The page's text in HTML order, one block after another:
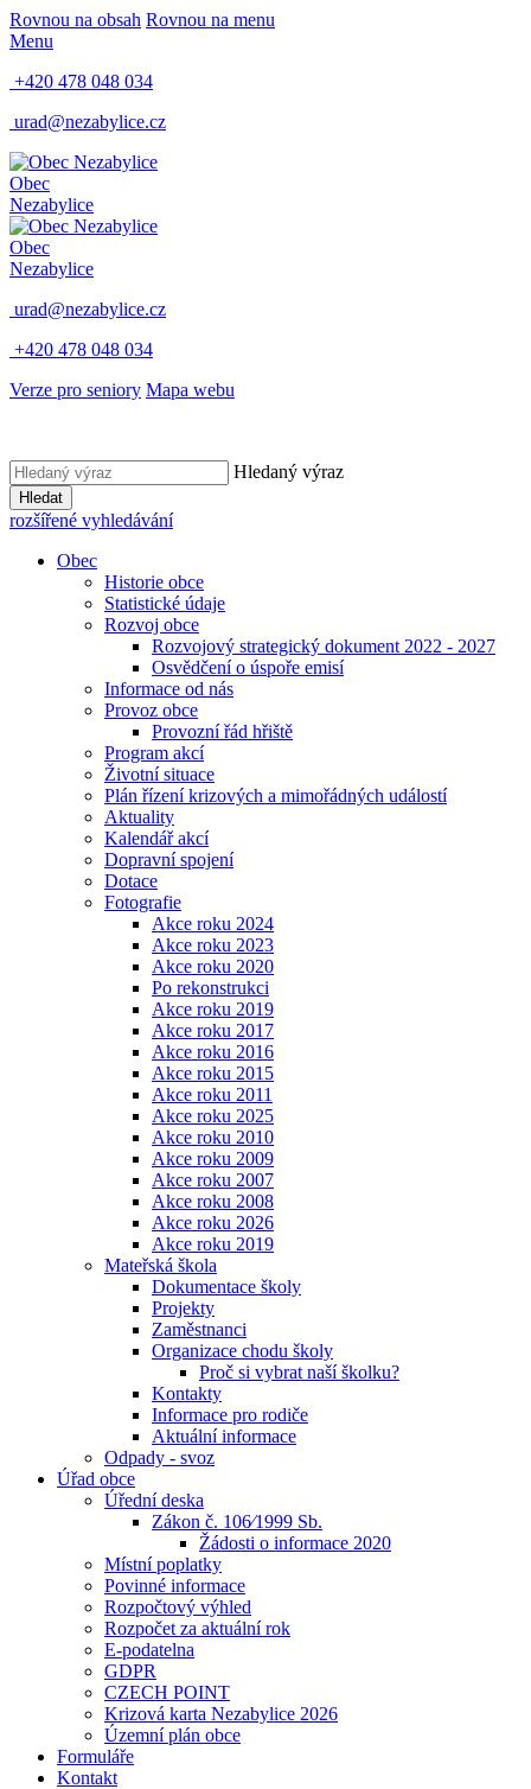
Rovnou na obsah Rovnou na menu
Menu
+420 478 048 034
urad@nezabylice.cz
Obec
Nezabylice
Obec
Nezabylice
urad@nezabylice.cz
+420 478 048 034
Verze pro seniory Mapa webu
Hledaný výraz
Hledat
rozšířené vyhledávání
Obec
Historie obce
Statistické údaje
Rozvoj obce
Rozvojový strategický dokument 2022 - 2027
Osvědčení o úspoře emisí
Informace od nás
Provoz obce
Provozní řád hřiště
Program akcí
Životní situace
Plán řízení krizových a mimořádných událostí
Aktuality
Kalendář akcí
Dopravní spojení
Dotace
Fotografie
Akce roku 2024
Akce roku 2023
Akce roku 2020
Po rekonstrukci
Akce roku 2019
Akce roku 2017
Akce roku 2016
Akce roku 2015
Akce roku 2011
Akce roku 2025
Akce roku 2010
Akce roku 2009
Akce roku 2007
Akce roku 2008
Akce roku 2026
Akce roku 2019
Mateřská škola
Dokumentace školy
Projekty
Zaměstnanci
Organizace chodu školy
Proč si vybrat naší školku?
Kontakty
Informace pro rodiče
Aktuální informace
Odpady - svoz
Úřad obce
Úřední deska
Zákon č. 106⁄1999 Sb.
Žádosti o informace 2020
Místní poplatky
Povinné informace
Rozpočtový výhled
Rozpočet za aktuální rok
E-podatelna
GDPR
CZECH POINT
Krizová karta Nezabylice 2026
Územní plán obce
Formuláře
Kontakt